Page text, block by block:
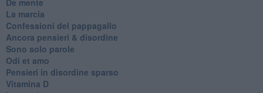
La marcia
Confessioni del pappagallo
Ancora pensieri & disordine
Sono solo parole
Odi et amo
Pensieri in disordine sparso
Vitamina D